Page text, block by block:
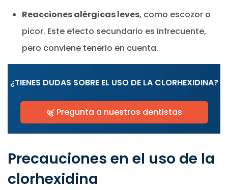
Reacciones alérgicas leves, como escozor o
picor. Este efecto secundario es infrecuente,
pero conviene tenerlo en cuenta.
¿TIENES DUDAS SOBRE EL USO DE LA CLORHEXIDINA?
Pregunta a nuestros dentistas
Precauciones en el uso de la
clorhexidina